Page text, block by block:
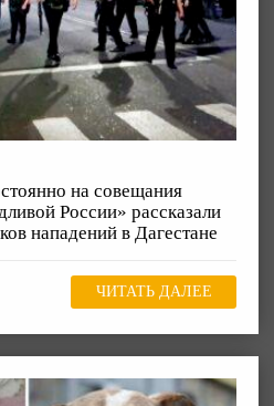
на совещания
России» рассказали
нападений в Дагестане
ЧИТАТЬ ДАЛЕЕ